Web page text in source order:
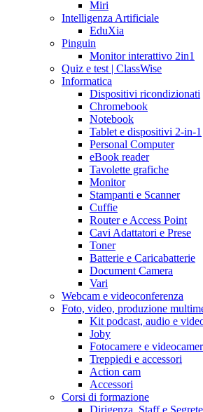
Miri
Intelligenza Artificiale
EduXia
Pinguin
Monitor interattivo 2in1
Quiz e test | ClassWise
Informatica
Dispositivi ricondizionati
Chromebook
Notebook
Tablet e dispositivi 2-in-1
Personal Computer
eBook reader
Tavolette grafiche
Monitor
Stampanti e Scanner
Cuffie
Router e Access Point
Cavi Adattatori e Prese
Toner
Batterie e Caricabatterie
Document Camera
Vari
Webcam e videoconferenza
Foto, video, produzione
Kit podcast, audio e
Joby
Fotocamere e
Treppiedi e accessori
Action cam
Accessori
Corsi di formazione
Dirigenza, Staff e